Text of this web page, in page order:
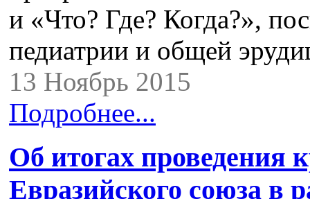
и «Что? Где? Когда?»,
педиатрии и общей
13 Ноябрь 2015
Подробнее...
Об итогах проведения
Евразийского союза в